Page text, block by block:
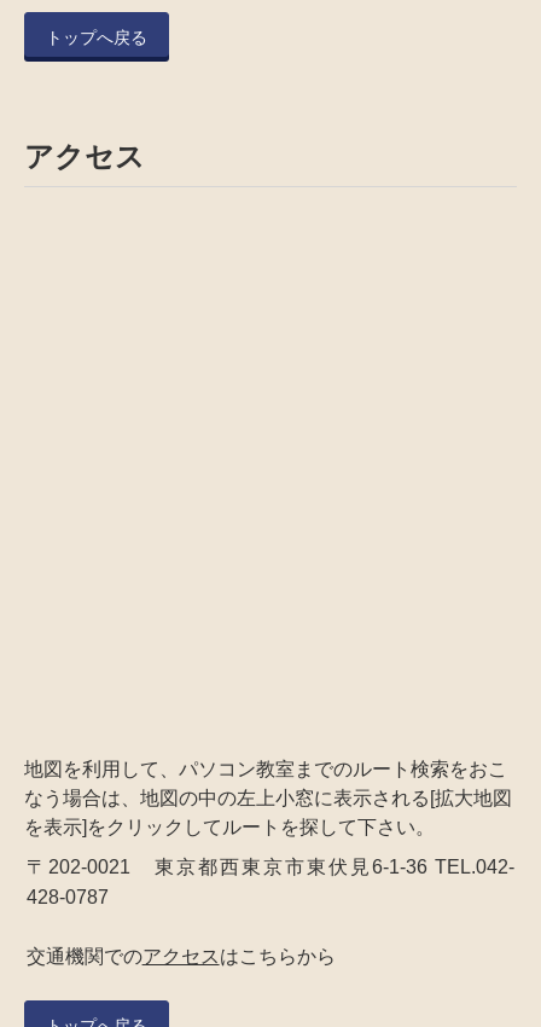
トップへ戻る
アクセス
地図を利用して、パソコン教室までのルート検索をおこ
なう場合は、地図の中の左上小窓に表示される[拡大地図
を表示]をクリックしてルートを探して下さい。
〒202-0021 東京都西東京市東伏見6-1-36 TEL.042-
428-0787
交通機関でのアクセスはこちらから